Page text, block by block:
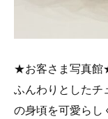
★お客さま写真
ふんわりとしたチ
の身頃を可愛らし